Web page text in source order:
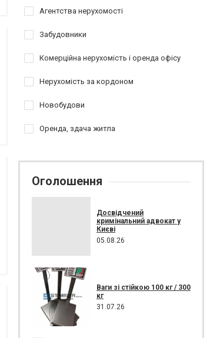
Агентства нерухомості
Забудовники
Комерційна нерухомість і оренда офісу
Нерухомість за кордоном
Новобудови
Оренда, здача житла
Оголошення
Досвідчений
кримінальний адвокат у
Києві
05.08.26
Ваги зі стійкою 100 кг / 300
кг
31.07.26